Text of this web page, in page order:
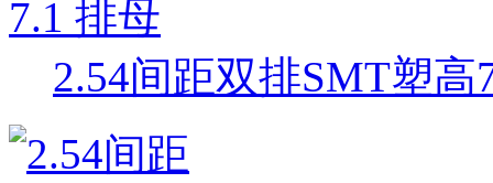
2.54间距双排SMT塑高